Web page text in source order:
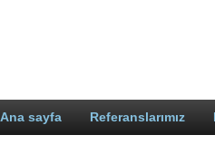
Ana sayfa Referanslarımız